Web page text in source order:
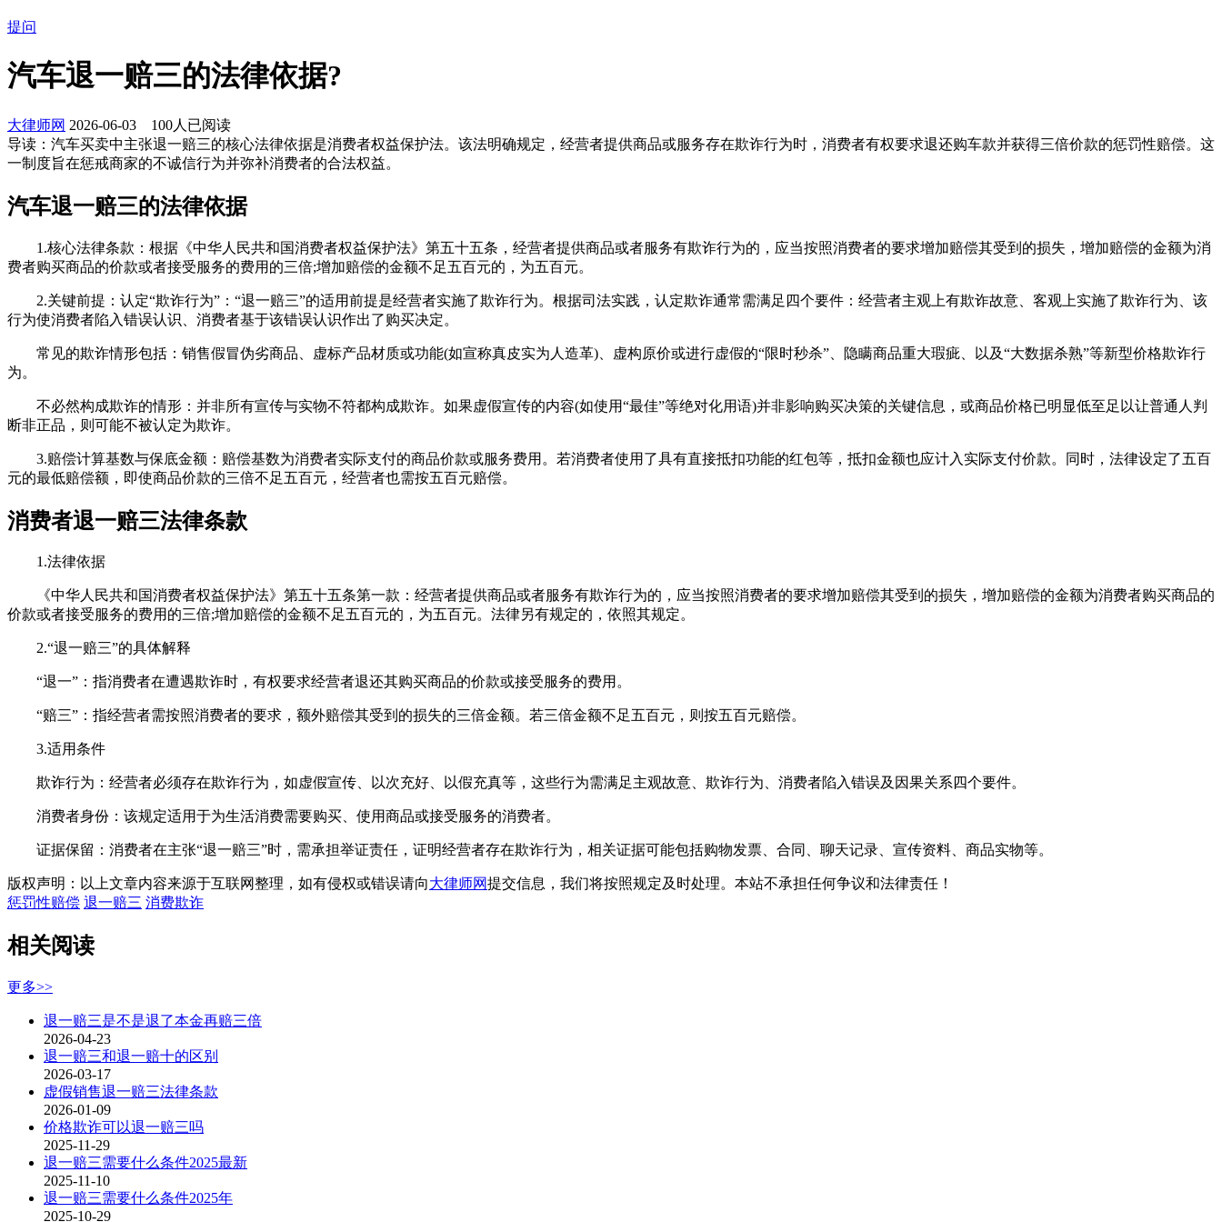
提问
汽车退一赔三的法律依据?
大律师网 2026-06-03 100人已阅读
导读： 汽车买卖中主张退一赔三的核心法律依据是消费者权益保护法。该法明确规定，经营者提供商品或服务存在欺诈行为时，消费者有权要求退还购车款并获得三倍价款的惩罚性赔偿。这
一制度旨在惩戒商家的不诚信行为并弥补消费者的合法权益。
汽车退一赔三的法律依据
1.‌核心法律条款‌：根据《中华人民共和国消费者权益保护法》第五十五条，经营者提供商品或者服务有欺诈行为的，应当按照消费者的要求增加赔偿其受到的损失，增加赔偿的金额为消
费者购买商品的价款或者接受服务的费用的三倍;增加赔偿的金额不足五百元的，为五百元。‌‌
‌2.关键前提：认定“欺诈行为”‌：“退一赔三”的适用前提是经营者实施了欺诈行为。根据司法实践，认定欺诈通常需满足四个要件：‌经营者主观上有欺诈故意、客观上实施了欺诈行为、该
行为使消费者陷入错误认识、消费者基于该错误认识作出了购买决定‌。
‌常见的欺诈情形包括‌：销售假冒伪劣商品、虚标产品材质或功能(如宣称真皮实为人造革)、虚构原价或进行虚假的“限时秒杀”、隐瞒商品重大瑕疵、以及“大数据杀熟”等新型价格欺诈行
为。
‌不必然构成欺诈的情形‌：并非所有宣传与实物不符都构成欺诈。如果虚假宣传的内容(如使用“最佳”等绝对化用语)并非影响购买决策的关键信息，或商品价格已明显低至足以让普通人判
断非正品，则可能不被认定为欺诈。‌‌
‌3.赔偿计算基数与保底金额‌：赔偿基数为消费者‌实际支付的商品价款或服务费用‌。若消费者使用了具有直接抵扣功能的红包等，抵扣金额也应计入实际支付价款。同时，法律设定了‌五百
元的最低赔偿额‌，即使商品价款的三倍不足五百元，经营者也需按五百元赔偿。‌‌
消费者退一赔三法律条款
1.法律依据
《中华人民共和国消费者权益保护法》第五十五条第一款：经营者提供商品或者服务有欺诈行为的，应当按照消费者的要求增加赔偿其受到的损失，增加赔偿的金额为消费者购买商品的
价款或者接受服务的费用的三倍;增加赔偿的金额不足五百元的，为五百元。法律另有规定的，依照其规定。
2.“退一赔三”的具体解释
“退一”：指消费者在遭遇欺诈时，有权要求经营者退还其购买商品的价款或接受服务的费用。
“赔三”：指经营者需按照消费者的要求，额外赔偿其受到的损失的三倍金额。若三倍金额不足五百元，则按五百元赔偿。
3.适用条件
欺诈行为：经营者必须存在欺诈行为，如虚假宣传、以次充好、以假充真等，这些行为需满足主观故意、欺诈行为、消费者陷入错误及因果关系四个要件。
消费者身份：该规定适用于为生活消费需要购买、使用商品或接受服务的消费者。
证据保留：消费者在主张“退一赔三”时，需承担举证责任，证明经营者存在欺诈行为，相关证据可能包括购物发票、合同、聊天记录、宣传资料、商品实物等。
版权声明：以上文章内容来源于互联网整理，如有侵权或错误请向大律师网提交信息，我们将按照规定及时处理。本站不承担任何争议和法律责任！
惩罚性赔偿 退一赔三 消费欺诈
相关阅读
更多>>
退一赔三是不是退了本金再赔三倍
2026-04-23
退一赔三和退一赔十的区别
2026-03-17
虚假销售退一赔三法律条款
2026-01-09
价格欺诈可以退一赔三吗
2025-11-29
退一赔三需要什么条件2025最新
2025-11-10
退一赔三需要什么条件2025年
2025-10-29